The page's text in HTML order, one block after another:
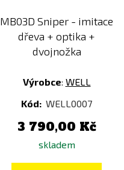
MB03D Sniper - imitace
dřeva + optika +
dvojnožka
Výrobce: WELL
Kód: WELL0007
3 790,00 Kč
skladem